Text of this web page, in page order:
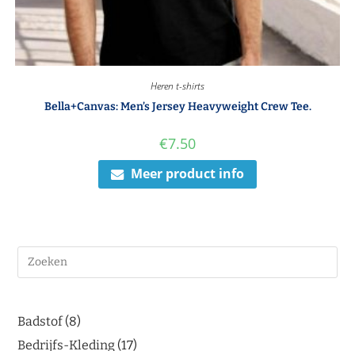
Heren t-shirts
Bella+Canvas: Men’s Jersey Heavyweight Crew Tee.
€7.50
Meer product info
Badstof 8
Bedrijfs-Kleding 17